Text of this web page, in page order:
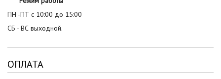
ПН -ПТ с 10:00 до 15:00
СБ - ВС выходной.
ОПЛАТА